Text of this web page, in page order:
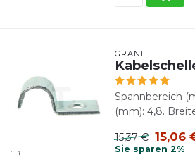
GRANIT
Spannbereich
(mm): 4,8.
15,37 € 15,06
Sie sparen 2%